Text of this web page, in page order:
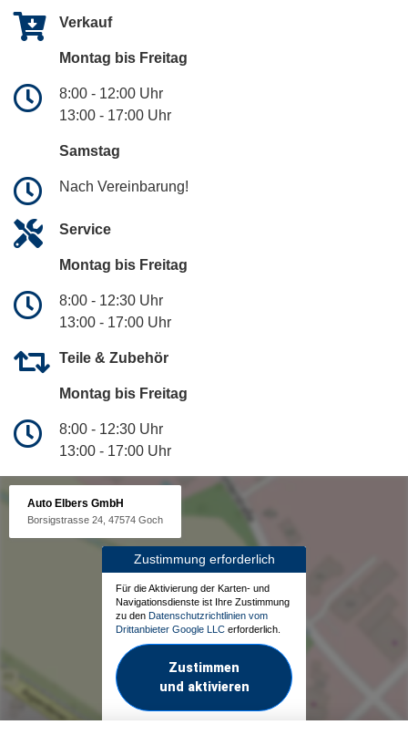
Verkauf
Montag bis Freitag
8:00 - 12:00 Uhr
13:00 - 17:00 Uhr
Samstag
Nach Vereinbarung!
Service
Montag bis Freitag
8:00 - 12:30 Uhr
13:00 - 17:00 Uhr
Teile & Zubehör
Montag bis Freitag
8:00 - 12:30 Uhr
13:00 - 17:00 Uhr
Auto Elbers GmbH
Borsigstrasse 24, 47574 Goch
Zustimmung erforderlich
Für die Aktivierung der Karten- und
Navigationsdienste ist Ihre Zustimmung
zu den Datenschutzrichtlinien vom
Drittanbieter Google LLC erforderlich.
Zustimmen
und aktivieren